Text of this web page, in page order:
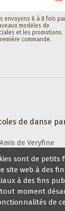
envoyons 6 à 8 fois
modèles de
et les promotions.
commande.
de danse
Amis de Veryfine
sont de
site web à des
à des fins
moment
de